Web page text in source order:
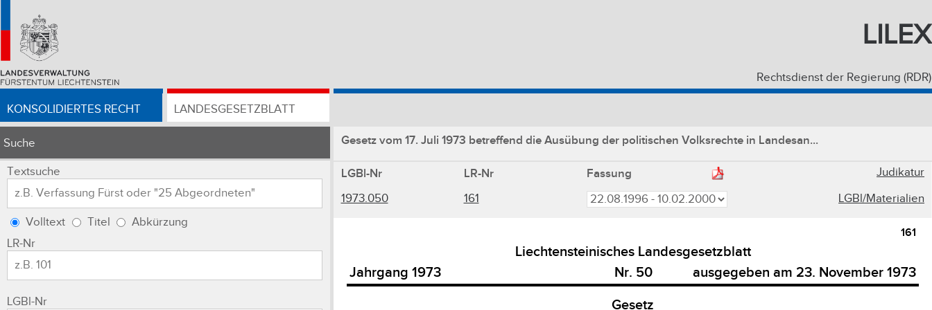
LILEX
Rechtsdienst der Regierung (RDR)
KONSOLIDIERTES RECHT LANDESGESETZBLATT
Suche
Textsuche
Volltext Titel
Abkürzung
LR-Nr
LGBl-Nr
Gesetz vom 17. Juli 1973 betreffend die Ausübung der politischen Volksrechte in Landesan...
LGBl-Nr LR-Nr Fassung
Judikatur
1973.050
161 LGBl/Materialien